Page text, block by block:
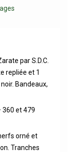
par S.D.C.
repliée et 1
Bandeaux,
360 et 479
orné et
Tranches